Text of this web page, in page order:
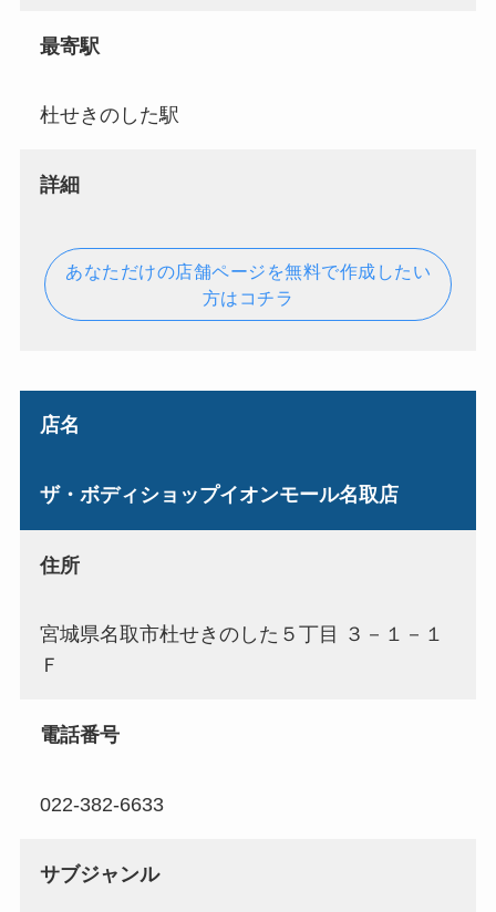
最寄駅
杜せきのした駅
詳細
あなただけの店舗ページを無料で作成したい
方はコチラ
店名
ザ・ボディショップイオンモール名取店
住所
宮城県名取市杜せきのした５丁目 ３－１－１
Ｆ
電話番号
022-382-6633
サブジャンル